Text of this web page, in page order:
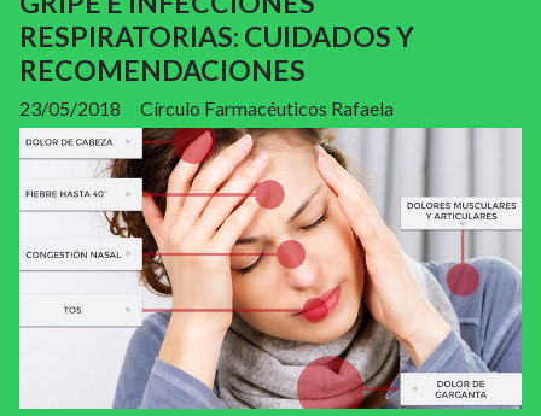
RESPIRATORIAS: CUIDADOS Y
RECOMENDACIONES
Círculo Farmacéuticos Rafaela
23/05/2018